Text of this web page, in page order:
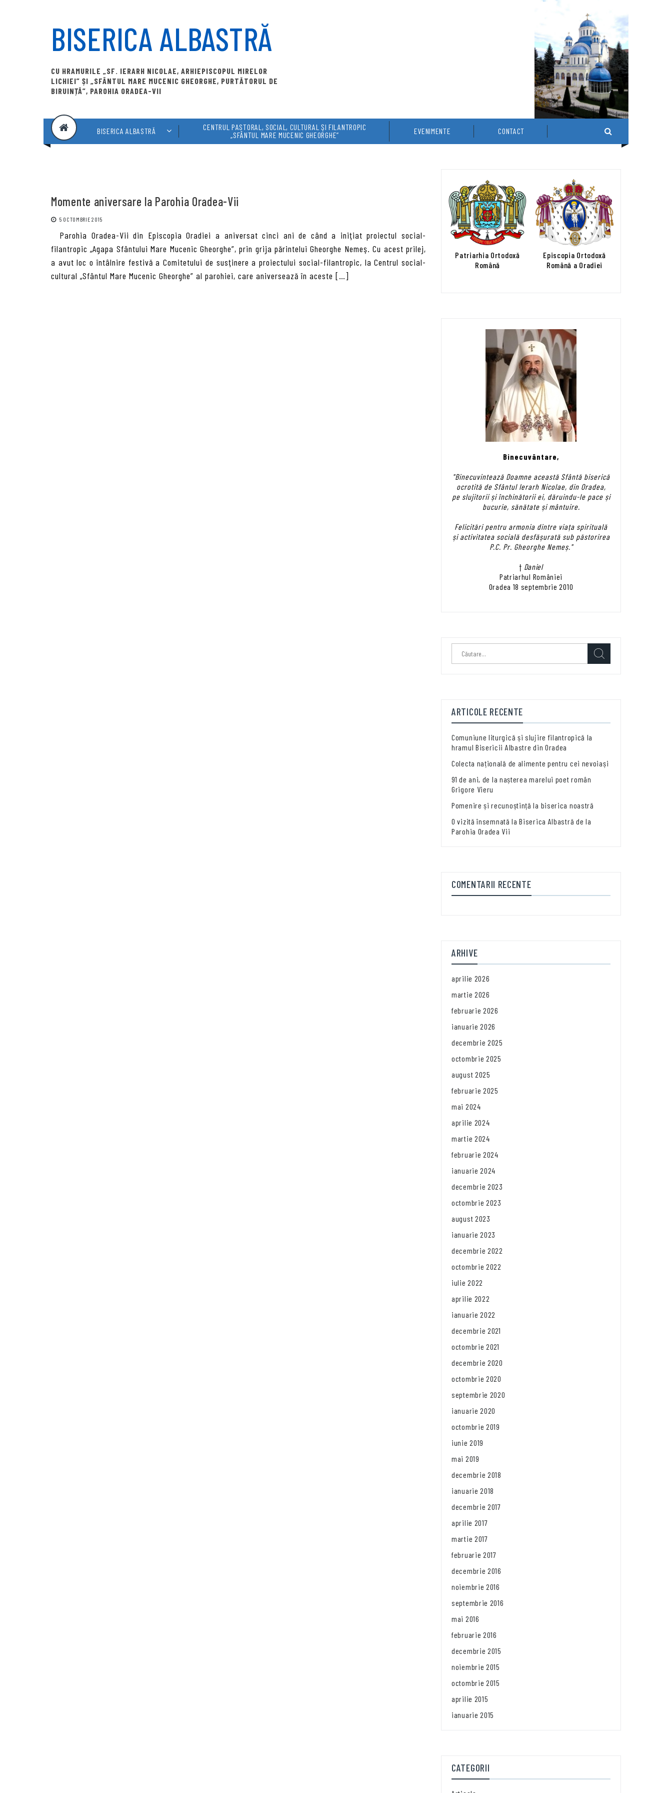
BISERICA ALBASTRĂ
CU HRAMURILE „SF. IERARH NICOLAE, ARHIEPISCOPUL MIRELOR
LICHIEI” ȘI „SFÂNTUL MARE MUCENIC GHEORGHE, PURTĂTORUL DE
BIRUINȚĂ”, PAROHIA ORADEA-VII
BISERICA ALBASTRĂ
CENTRUL PASTORAL, SOCIAL, CULTURAL ŞI FILANTROPIC
„SFÂNTUL MARE MUCENIC GHEORGHE”
EVENIMENTE CONTACT
Momente aniversare la Parohia Oradea-Vii
5 OCTOMBRIE 2015
Parohia Oradea-Vii din Episcopia Oradiei a aniversat cinci ani de când a iniţiat proiectul social-
filantropic „Agapa Sfântului Mare Mucenic Gheorghe”, prin grija părintelui Gheorghe Nemeş. Cu acest prilej,
a avut loc o întâlnire festivă a Comitetului de susţinere a proiectului social-filantropic, la Centrul social-
cultural „Sfântul Mare Mucenic Gheorghe” al parohiei, care aniversează în aceste […]
Patriarhia Ortodoxă
Română
Episcopia Ortodoxă
Română a Oradiei
Binecuvântare,
"Binecuvintează Doamne această Sfântă biserică
ocrotită de Sfântul Ierarh Nicolae, din Oradea,
pe slujitorii și închinătorii ei, dăruindu-le pace și
bucurie, sănătate și mântuire.
Felicitări pentru armonia dintre viața spirituală
și activitatea socială desfășurată sub păstorirea
P.C. Pr. Gheorghe Nemeș."
† Daniel
Patriarhul României
Oradea 18 septembrie 2010
după:
ARTICOLE RECENTE
Comuniune liturgică și slujire filantropică la
hramul Bisericii Albastre din Oradea
Colecta națională de alimente pentru cei nevoiași
91 de ani, de la nașterea marelui poet român
Grigore Vieru
Pomenire și recunoștință la biserica noastră
O vizită însemnată la Biserica Albastră de la
Parohia Oradea Vii
COMENTARII RECENTE
ARHIVE
aprilie 2026
martie 2026
februarie 2026
ianuarie 2026
decembrie 2025
octombrie 2025
august 2025
februarie 2025
mai 2024
aprilie 2024
martie 2024
februarie 2024
ianuarie 2024
decembrie 2023
octombrie 2023
august 2023
ianuarie 2023
decembrie 2022
octombrie 2022
iulie 2022
aprilie 2022
ianuarie 2022
decembrie 2021
octombrie 2021
decembrie 2020
octombrie 2020
septembrie 2020
ianuarie 2020
octombrie 2019
iunie 2019
mai 2019
decembrie 2018
ianuarie 2018
decembrie 2017
aprilie 2017
martie 2017
februarie 2017
decembrie 2016
noiembrie 2016
septembrie 2016
mai 2016
februarie 2016
decembrie 2015
noiembrie 2015
octombrie 2015
aprilie 2015
ianuarie 2015
CATEGORII